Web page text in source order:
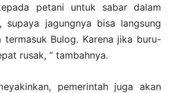
petani untuk sabar dalam
supaya jagungnya bisa langsung
Bulog. Karena jika buru-
rusak, ” tambahnya.
pemerintah juga akan